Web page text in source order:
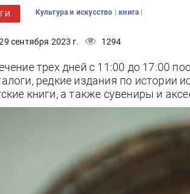
Культура и искусство |книга |
сентября 2023 г. 1294
трех дней с 11:00 до 17:00
редкие издания по истории
книги, а также сувениры и